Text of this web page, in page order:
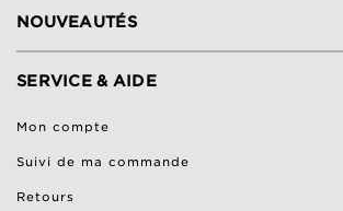
NOUVEAUTÉS
SERVICE & AIDE
Mon compte
Suivi de ma commande
Retours